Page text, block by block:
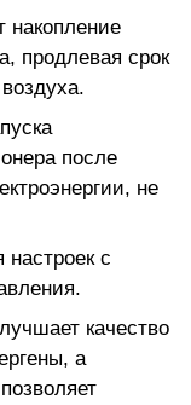
накопление
продлевая срок
после
не
с
качество
а